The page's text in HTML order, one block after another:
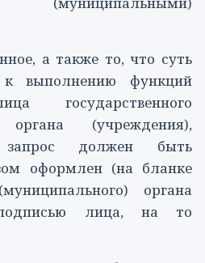
а также то, что суть
к выполнению функций
государственного
органа (учреждения),
запрос должен быть
оформлен (на бланке
органа
лица, на то